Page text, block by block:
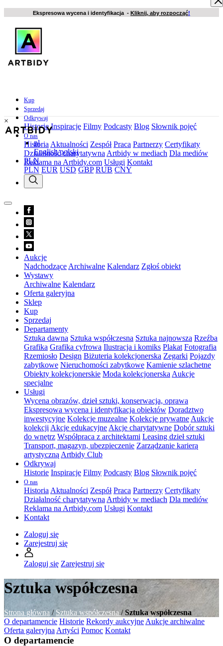
Ekspresowa wycena i identyfikacja - Kliknij, aby rozpocząć!
Kup
Sprzedaj
Odkrywaj
Historie Inspiracje Filmy Podcasty Blog Słownik pojęć
O nas
Historia Aktualności Zespół Praca Partnerzy Certyfikaty
Działalność charytatywna Artbidy w mediach Dla mediów
Reklama na Artbidy.com Usługi Kontakt
×
pl
Englishpolski
PLN
PLN EUR USD GBP RUB CNY
Aukcje
Nadchodzące Archiwalne Kalendarz Zgłoś obiekt
Wystawy
Archiwalne Kalendarz
Oferta galeryjna
Sklep
Kup
Sprzedaj
Departamenty
Sztuka dawna Sztuka współczesna Sztuka najnowsza Rzeźba
Grafika Grafika cyfrowa Ilustracja i komiks Plakat Fotografia
Rzemiosło Design Biżuteria kolekcjonerska Zegarki Pojazdy
zabytkowe Nieruchomości zabytkowe Kamienie szlachetne
Obiekty kolekcjonerskie Moda kolekcjonerska Aukcje
specjalne
Usługi
Wycena obrazów, dzieł sztuki, konserwacja, oprawa
Ekspresowa wycena i identyfikacja obiektów Doradztwo
inwestycyjne Kolekcje muzealne Kolekcje prywatne Aukcje
kolekcji Akcje edukacyjne Akcje charytatywne Dobór sztuki
do wnętrz Współpraca z architektami Leasing dzieł sztuki
Transport, magazyn, ubezpieczenie Zarządzanie karierą
artystyczną Artbidy Club
Odkrywaj
Historie Inspiracje Filmy Podcasty Blog Słownik pojęć
O nas
Historia Aktualności Zespół Praca Partnerzy Certyfikaty
Działalność charytatywna Artbidy w mediach Dla mediów
Reklama na Artbidy.com Usługi Kontakt
Kontakt
Zaloguj się
Zarejestruj się
Zaloguj się Zarejestruj się
Sztuka współczesna
Strona główna / Sztuka współczesna /Sztuka współczesna
O departamencie Historie Rekordy aukcyjne Aukcje archiwalne
Oferta galeryjna Artyści Pomoc Kontakt
O departamencie